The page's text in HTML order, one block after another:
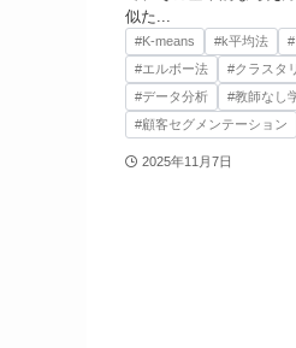
似た...
#K-means #k平均法
#エルボー法
#クラスタ
#データ分析
#教師なし
#顧客セグメンテーション
2025年11月7日